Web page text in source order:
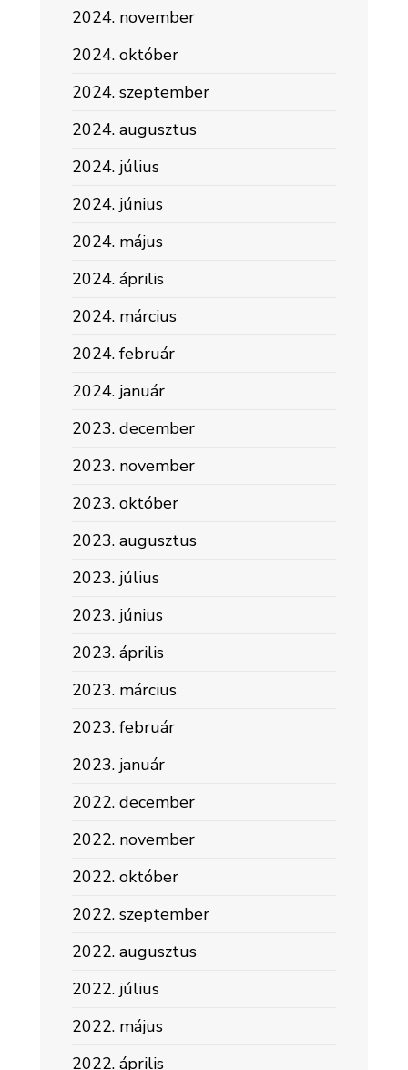
2024. november
2024. október
2024. szeptember
2024. augusztus
2024. július
2024. június
2024. május
2024. április
2024. március
2024. február
2024. január
2023. december
2023. november
2023. október
2023. augusztus
2023. július
2023. június
2023. április
2023. március
2023. február
2023. január
2022. december
2022. november
2022. október
2022. szeptember
2022. augusztus
2022. július
2022. május
2022. április